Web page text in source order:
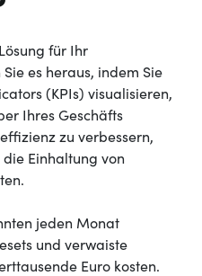
für Ihr
es heraus, indem Sie
(KPIs) visualisieren,
Ihres Geschäfts
zu verbessern,
Einhaltung von
jeden Monat
und verwaiste
Euro kosten.